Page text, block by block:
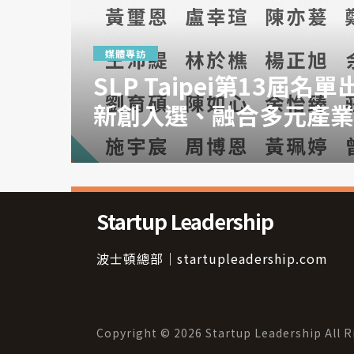
媒體專訪
SLP Taipei第13屆名單
新創入選、融合多元產業
Startup Leadership
波士頓總部｜startupleadership.com
Copyright © 2026 Startup Leadership All